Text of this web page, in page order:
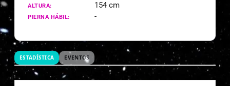
ALTURA: 154 cm
PIERNA HÁBIL: -
ESTADÍSTICA EVENTOS